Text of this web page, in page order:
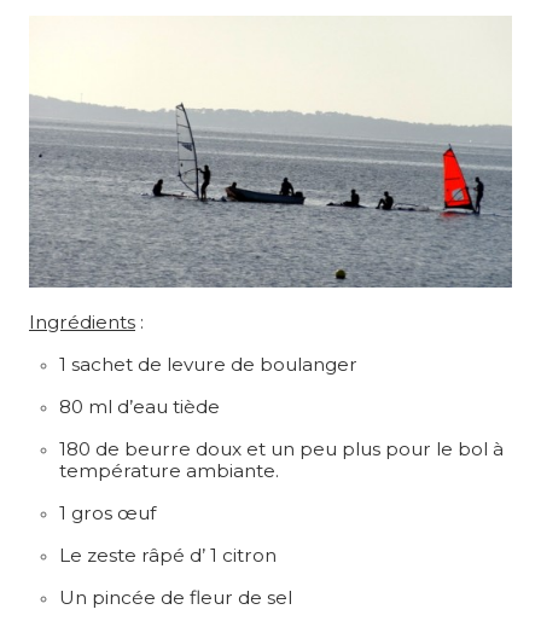
Ingrédients :
1 sachet de levure de boulanger
80 ml d’eau tiède
180 de beurre doux et un peu plus pour le bol à
température ambiante.
1 gros œuf
Le zeste râpé d’ 1 citron
Un pincée de fleur de sel